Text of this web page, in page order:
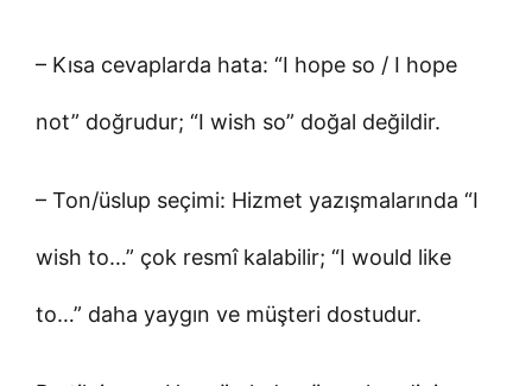
– Kısa cevaplarda hata: “I hope so / I hope
not” doğrudur; “I wish so” doğal değildir.
– Ton/üslup seçimi: Hizmet yazışmalarında “I
wish to…” çok resmî kalabilir; “I would like
to…” daha yaygın ve müşteri dostudur.